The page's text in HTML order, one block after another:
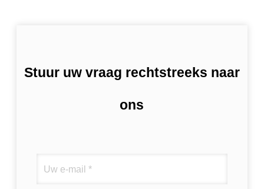
Stuur uw vraag rechtstreeks naar
ons